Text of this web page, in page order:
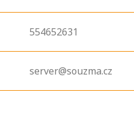
554652631
server@souzma.cz